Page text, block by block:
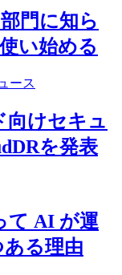
門に知ら
い始める
ース
向けセキュ
を発表
て AI が運
る理由